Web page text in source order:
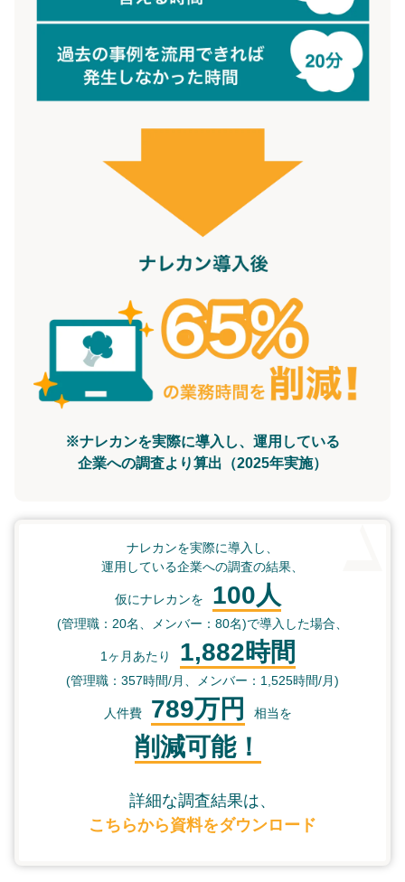
※ナレカンを実際に導入し、運用している
企業への調査より算出（2025年実施）
ナレカンを実際に導入し、
運用している企業への調査の結果、
仮にナレカンを 100人
(管理職：20名、メンバー：80名)で導入した場合、
1ヶ月あたり 1,882時間
(管理職：357時間/月、メンバー：1,525時間/月)
人件費 789万円 相当を
削減可能！
詳細な調査結果は、
こちらから資料をダウンロード